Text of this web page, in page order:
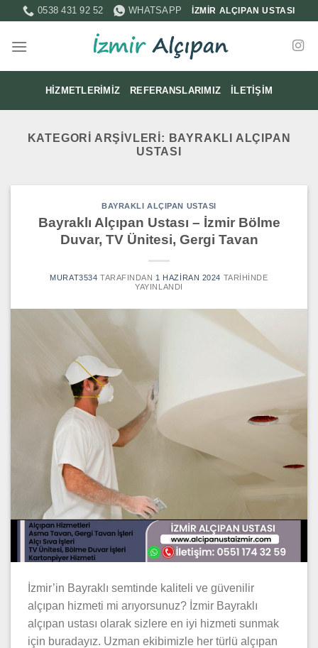
İçeriğe
0538 431 92 52 WHATSAPP İZMİR ALÇIPAN USTASI
HIZMETLERIMIZ REFERANSLARIMIZ İLETIŞIM
KATEGORI ARŞIVLERI: BAYRAKLI ALÇIPAN
USTASI
BAYRAKLI ALÇIPAN USTASI
Bayraklı Alçıpan Ustası – İzmir Bölme
Duvar, TV Ünitesi, Gergi Tavan
MURAT3534 TARAFINDAN 1 HAZIRAN 2024 TARIHINDE
YAYINLANDI
İzmir’in Bayraklı semtinde kaliteli ve güvenilir
alçıpan hizmeti mi arıyorsunuz? İzmir Bayraklı
alçıpan ustası olarak sizlere en iyi hizmeti sunmak
için buradayız. Uzman ekibimizle her türlü alçıpan